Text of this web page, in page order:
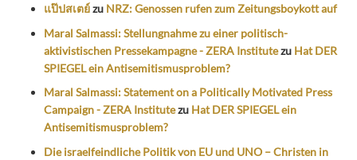
แป๊ปสเตย์zu NRZ: Genossen rufen zum Zeitungsboykott auf
Maral Salmassi: Stellungnahme zu einer politisch-
aktivistischen Pressekampagne - ZERA Institutezu Hat DER
SPIEGEL ein Antisemitismusproblem?
Maral Salmassi: Statement on a Politically Motivated Press
Campaign - ZERA Institutezu Hat DER SPIEGEL ein
Antisemitismusproblem?
Die israelfeindliche Politik von EU und UNO – Christen in